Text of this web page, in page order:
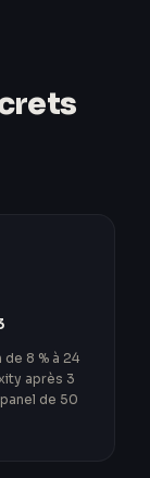
8 % à 24
après 3
de 50